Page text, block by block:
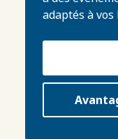
adaptés à